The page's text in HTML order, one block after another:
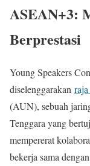
ASEAN+3:
Berprestasi
Young Speakers
diselenggarakan
(AUN), sebuah
Tenggara yang
mempererat
bekerja sama